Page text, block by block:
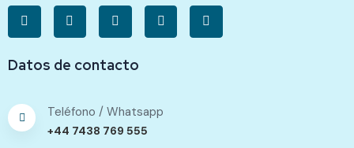
Datos de contacto
Teléfono / Whatsapp
+44 7438 769 555